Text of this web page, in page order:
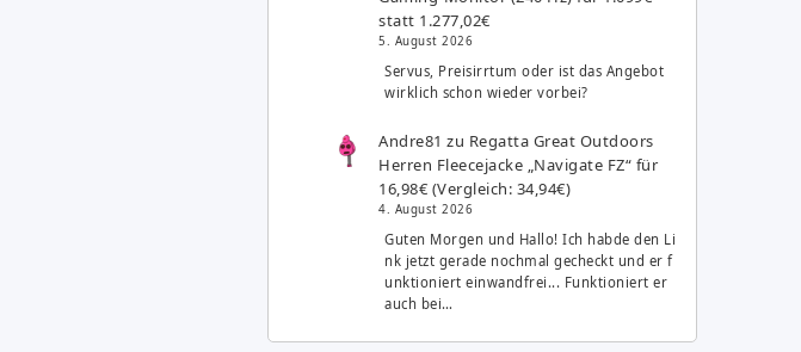
statt 1.277,02€
5. August 2026
Servus, Preisirrtum oder ist das Angebot
wirklich schon wieder vorbei?
Andre81 zu Regatta Great Outdoors
Herren Fleecejacke „Navigate FZ“ für
16,98€ (Vergleich: 34,94€)
4. August 2026
Guten Morgen und Hallo! Ich habde den Li
nk jetzt gerade nochmal gecheckt und er f
unktioniert einwandfrei... Funktioniert er
auch bei…